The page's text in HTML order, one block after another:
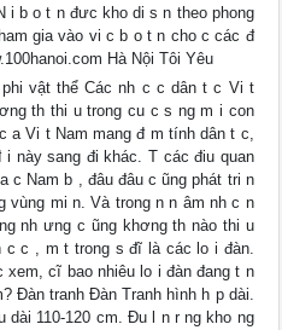
i b o t n đưc kho di s n theo phong
gia vào vi c b o t n cho c các đ
Hà Nội Tôi Yêu
phi vật thể Các nh c c dân t c Vi t
th thi u trong cu c s ng m i con
a Vi t Nam mang đ m tính dân t c,
này sang đi khác. T các điu quan
c Nam b , đâu đâu c ũng phát tri n
vùng mi n. Và trong n n âm nh c n
nh ưng c ũng khơng th nào thi u
c , m t trong s đĩ là các lo i đàn.
cĩ bao nhiêu lo i đàn đang t n
Đàn tranh Đàn Tranh hình h p dài.
dài 110-120 cm. Đu l n r ng kho ng